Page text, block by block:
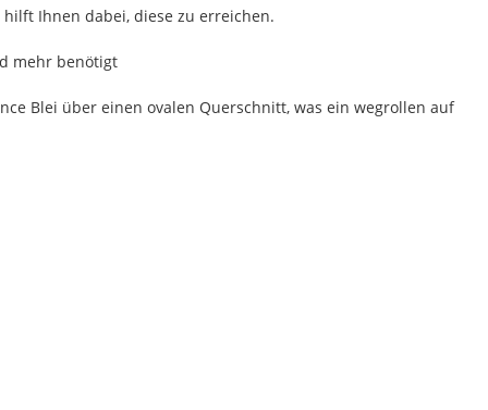
Ihnen dabei, diese zu erreichen.
mehr benötigt
Blei über einen ovalen Querschnitt, was ein wegrollen auf